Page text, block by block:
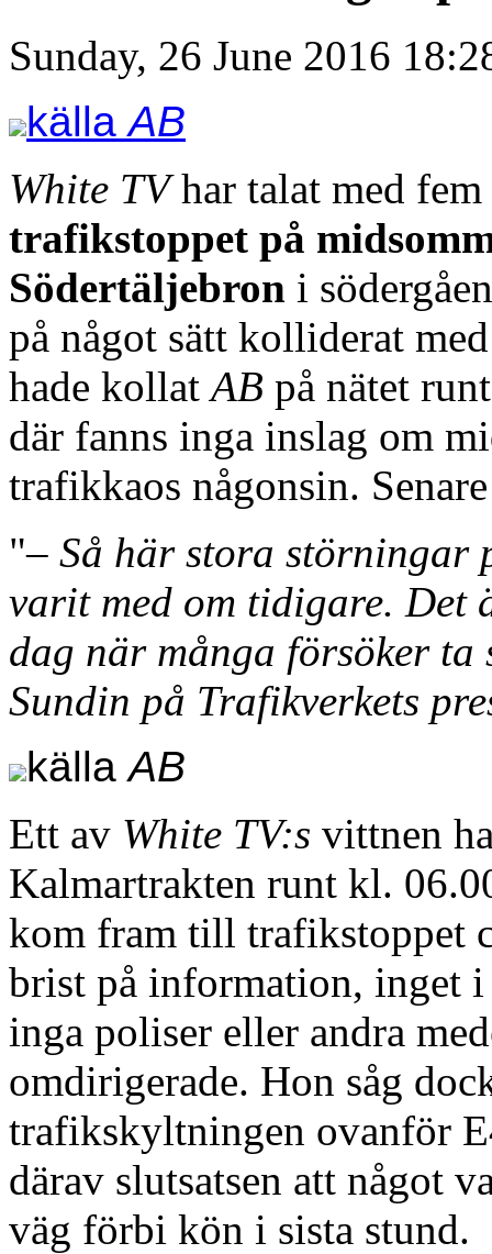
Sunday, 26 June 2016
källaAB
White TVhar talat med
trafikstoppet på
Södertäljebron i
på något sätt kolliderat
hade kollatAB på nätet
där fanns inga inslag om
trafikkaos någonsin.
"– Så här stora störningar
varit med om tidigare.
dag när många försöker
Sundin på Trafikverkets
källaAB
Ett av White TV:s vittnen
Kalmartrakten runt kl.
kom fram till trafikstoppet
brist på information, inget
inga poliser eller andra
omdirigerade. Hon såg
trafikskyltningen ovanför
därav slutsatsen att något
väg förbi kön i sista stund.